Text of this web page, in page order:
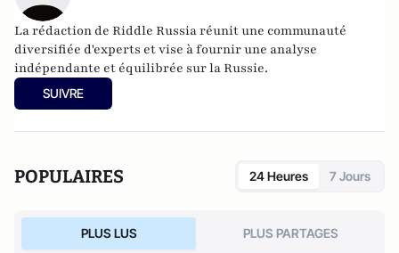
La rédaction de Riddle Russia réunit une communauté
diversifiée d'experts et vise à fournir une analyse
indépendante et équilibrée sur la Russie.
SUIVRE
POPULAIRES 24 Heures 7 Jours
PLUS LUS PLUS PARTAGES